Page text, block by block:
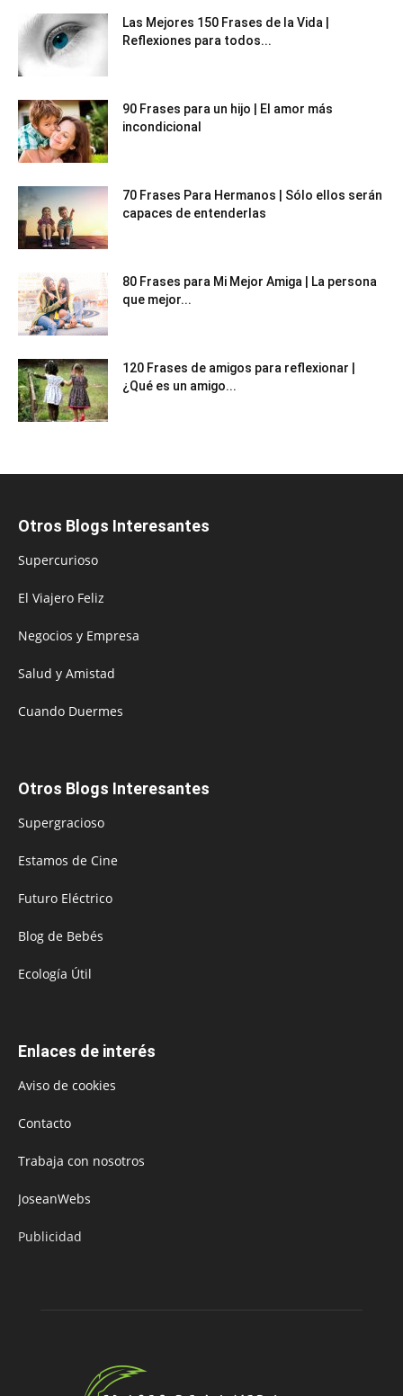
Las Mejores 150 Frases de la Vida |
Reflexiones para todos...
90 Frases para un hijo | El amor más
incondicional
70 Frases Para Hermanos | Sólo ellos serán
capaces de entenderlas
80 Frases para Mi Mejor Amiga | La persona
que mejor...
120 Frases de amigos para reflexionar |
¿Qué es un amigo...
Otros Blogs Interesantes
Supercurioso
El Viajero Feliz
Negocios y Empresa
Salud y Amistad
Cuando Duermes
Otros Blogs Interesantes
Supergracioso
Estamos de Cine
Futuro Eléctrico
Blog de Bebés
Ecología Útil
Enlaces de interés
Aviso de cookies
Contacto
Trabaja con nosotros
JoseanWebs
Publicidad